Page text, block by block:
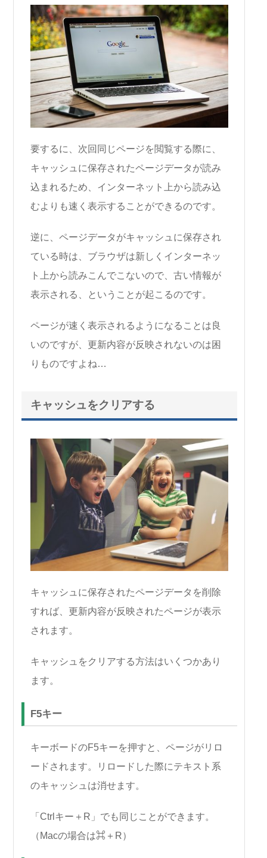
要するに、次回同じページを閲覧する際に、
キャッシュに保存されたページデータが読み
込まれるため、インターネット上から読み込
むよりも速く表示することができるのです。
逆に、ページデータがキャッシュに保存され
ている時は、ブラウザは新しくインターネッ
ト上から読みこんでこないので、古い情報が
表示される、ということが起こるのです。
ページが速く表示されるようになることは良
いのですが、更新内容が反映されないのは困
りものですよね…
キャッシュをクリアする
キャッシュに保存されたページデータを削除
すれば、更新内容が反映されたページが表示
されます。
キャッシュをクリアする方法はいくつかあり
ます。
F5キー
キーボードのF5キーを押すと、ページがリロ
ードされます。リロードした際にテキスト系
のキャッシュは消せます。
「Ctrlキー＋R」でも同じことができます。
（Macの場合は⌘＋R）